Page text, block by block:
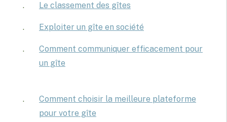
Le classement des gîtes
Exploiter un gîte en société
Comment communiquer efficacement pour
un gîte
Comment choisir la meilleure plateforme
pour votre gîte